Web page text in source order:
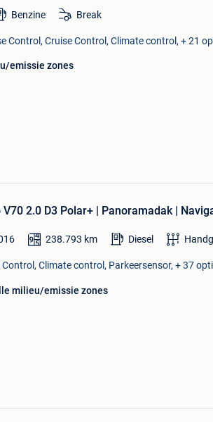
Benzine Break
Control, Cruise Control, Climate control, + 21
emissie zones
V70 2.0 D3 Polar+ | Panoramadak |
238.793 km Diesel
Control, Climate control, Parkeersensor, + 37
milieu/emissie zones